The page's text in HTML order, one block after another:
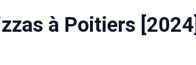
à Poitiers [2024]